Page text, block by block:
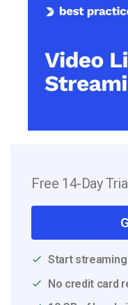
Free 14-Day
Start
No credit card